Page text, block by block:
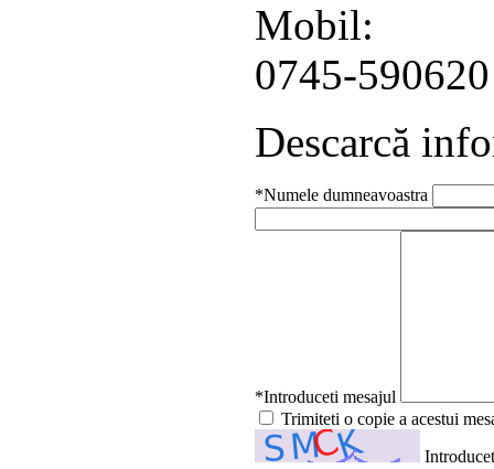
Mobil:
0745-590620
Descarcă
*Numele dumneavoastra
*Introduceti mesajul
Trimiteti o copie a acestui